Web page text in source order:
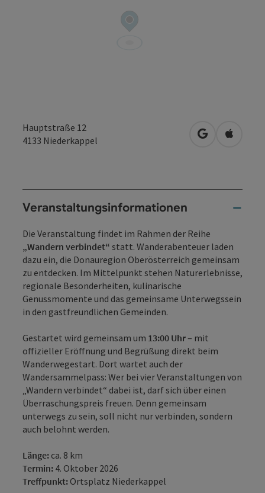
Hauptstraße 12
4133 Niederkappel in Google
in
Veranstaltungsinformationen
Die Veranstaltung findet im Rahmen der Reihe
„Wandern verbindet“ statt. Wanderabenteuer laden
dazu ein, die Donauregion Oberösterreich gemeinsam
zu entdecken. Im Mittelpunkt stehen Naturerlebnisse,
regionale Besonderheiten, kulinarische
Genussmomente und das gemeinsame Unterwegssein
in den gastfreundlichen Gemeinden.
Gestartet wird gemeinsam um 13:00 Uhr– mit
offizieller Eröffnung und Begrüßung direkt beim
Wanderwegestart. Dort wartet auch der
Wandersammelpass: Wer bei vier Veranstaltungen von
„Wandern verbindet“ dabei ist, darf sich über einen
Überraschungspreis freuen. Denn gemeinsam
unterwegs zu sein, soll nicht nur verbinden, sondern
auch belohnt werden.
Länge: ca. 8 km
Termin: 4. Oktober 2026
Treffpunkt:Ortsplatz Niederkappel